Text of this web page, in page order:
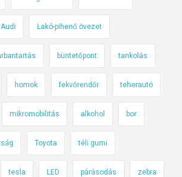
Audi Lakó-pihenő övezet
büntetőpont tankolás
homok fekvőrendőr teherautó
mikromobilitás alkohol bor
Toyota téli gumi
tesla LED párásodás zebra